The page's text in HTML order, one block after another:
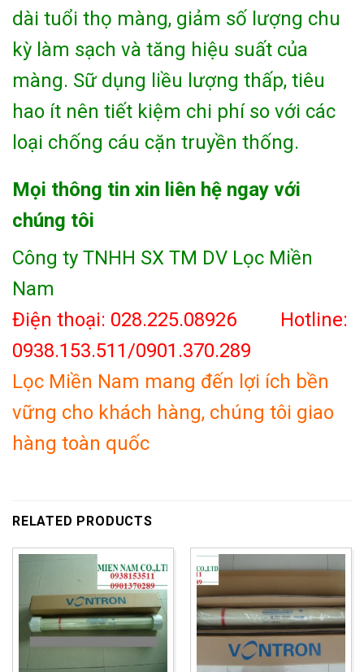
dài tuổi thọ màng, giảm số lượng chu
kỳ làm sạch và tăng hiệu suất của
màng. Sữ dụng liều lượng thấp, tiêu
hao ít nên tiết kiệm chi phí so với các
loại chống cáu cặn truyền thống.
Mọi thông tin xin liên hệ ngay với
chúng tôi
Công ty TNHH SX TM DV Lọc Miền
Nam
Điện thoại: 028.225.08926 Hotline:
0938.153.511/0901.370.289
Lọc Miền Nam mang đến lợi ích bền
vững cho khách hàng, chúng tôi giao
hàng toàn quốc
RELATED PRODUCTS